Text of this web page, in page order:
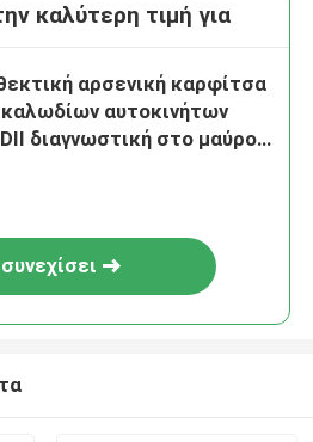
καλύτερη τιμή για
αρσενική καρφίτσα
αυτοκινήτων
διαγνωστική στο μαύρο